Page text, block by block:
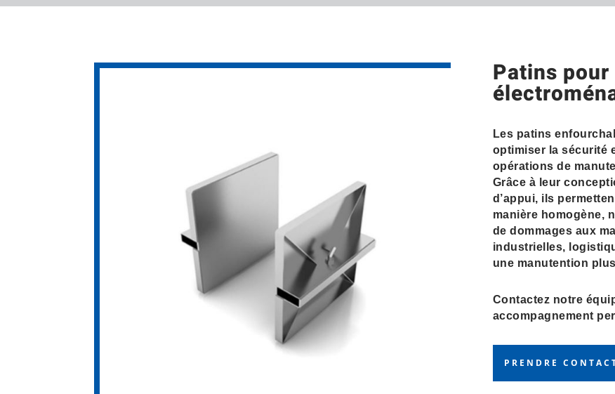
Patins
Les patins
optimiser la sécurité
opérations de
Grâce à leur
d’appui, ils
manière homogène,
de dommages aux
industrielles,
une manutention
Contactez notre
accompagnement
PRENDRE